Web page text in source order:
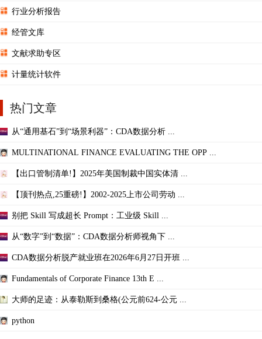
行业分析报告
经管文库
文献求助专区
计量统计软件
热门文章
从“通用基石”到“场景利器”：CDA数据分析 ...
MULTINATIONAL FINANCE EVALUATING THE OPP ...
【出口管制清单!】2025年美国制裁中国实体清 ...
【顶刊热点,25重磅!】2002-2025上市公司劳动 ...
别把 Skill 写成超长 Prompt：工业级 Skill ...
从“数字”到“数据”：CDA数据分析师视角下 ...
CDA数据分析脱产就业班在2026年6月27日开班 ...
Fundamentals of Corporate Finance 13th E ...
大师的足迹：从泰勒斯到桑格(公元前624-公元 ...
python